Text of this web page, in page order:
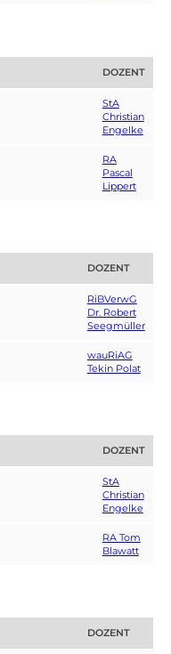
DOZENT
StA
Christian
Engelke
RA
Pascal
Lippert
DOZENT
RiBVerwG
Dr. Robert
Seegmüller
wauRiAG
Tekin Polat
DOZENT
StA
Christian
Engelke
RA Tom
Blawatt
DOZENT